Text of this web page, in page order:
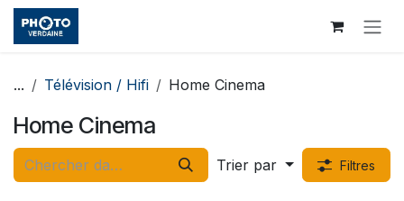
Se rendre au contenu
... Télévision / Hifi Home Cinema
Home Cinema
Trier par Filtres